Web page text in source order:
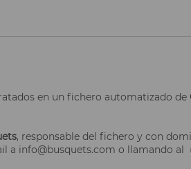
en un fichero automatizado de
, responsable del fichero y con
a info@busquets.com o llamando al